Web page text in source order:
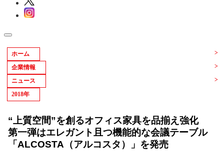
ホーム
企業情報
ニュース
2018年
“上質空間”を創るオフィス家具を品揃え強化
第一弾はエレガント且つ機能的な会議テーブル
「ALCOSTA（アルコスタ）」を発売